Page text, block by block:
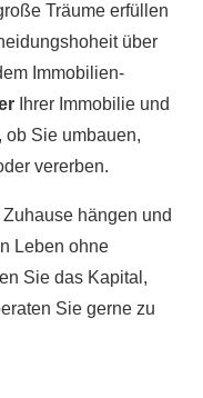
Träume erfüllen
über
Immobilien-
Ihrer Immobilie und
ob Sie umbauen,
vererben.
hängen und
Leben ohne
Sie das Kapital,
Sie gerne zu